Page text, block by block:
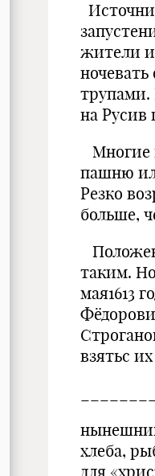
жители
трупами.
на Русив
Многие
пашню
Резко
больше,
таким.
мая1613
взятьс
хлеба,
для